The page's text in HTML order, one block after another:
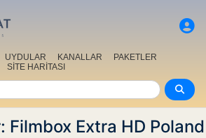
UYDULAR KANALLAR
PAKETLER
SİTE HARİTASI
Filmbox Extra HD Poland